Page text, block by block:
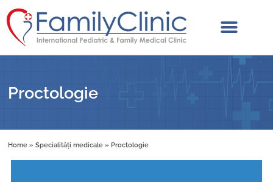
Proctologie
Home »Specialități medicale » Proctologie